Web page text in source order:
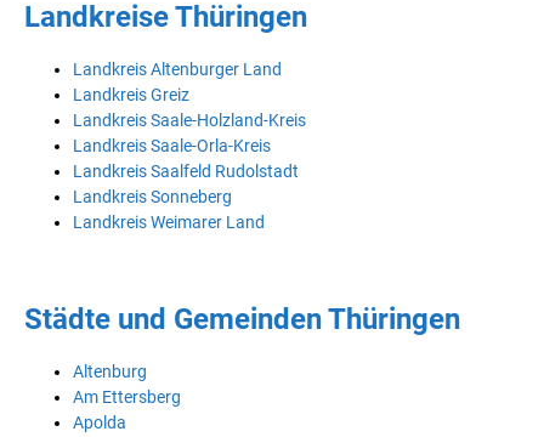
Landkreise Thüringen
Landkreis Altenburger Land
Landkreis Greiz
Landkreis Saale-Holzland-Kreis
Landkreis Saale-Orla-Kreis
Landkreis Saalfeld Rudolstadt
Landkreis Sonneberg
Landkreis Weimarer Land
Städte und Gemeinden Thüringen
Altenburg
Am Ettersberg
Apolda